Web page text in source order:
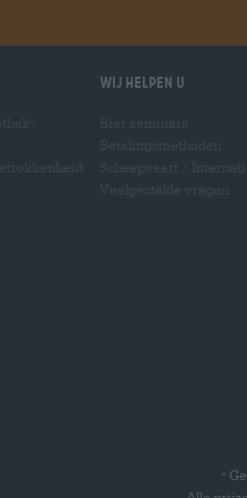
Wij helpen u
*